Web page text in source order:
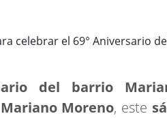
del barrio
Moreno, este